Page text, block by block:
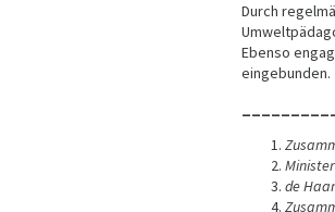
Durch
Ebenso
eingebunden.
de